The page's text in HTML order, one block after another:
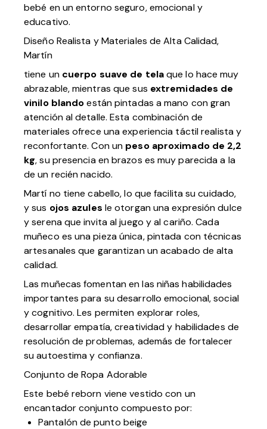
bebé en un entorno seguro, emocional y
educativo.
Diseño Realista y Materiales de Alta Calidad,
Martín
tiene un cuerpo suave de telaque lo hace muy
abrazable, mientras que sus extremidades de
vinilo blandoestán pintadas a mano con gran
atención al detalle. Esta combinación de
materiales ofrece una experiencia táctil realista y
reconfortante. Con un peso aproximado de 2,2
kg, su presencia en brazos es muy parecida a la
de un recién nacido.
Martí no tiene cabello, lo que facilita su cuidado,
y sus ojos azules le otorgan una expresión dulce
y serena que invita al juego y al cariño. Cada
muñeco es una pieza única, pintada con técnicas
artesanales que garantizan un acabado de alta
calidad.
Las muñecas fomentan en las niñas habilidades
importantes para su desarrollo emocional, social
y cognitivo. Les permiten explorar roles,
desarrollar empatía, creatividad y habilidades de
resolución de problemas, además de fortalecer
su autoestima y confianza.
Conjunto de Ropa Adorable
Este bebé reborn viene vestido con un
encantador conjunto compuesto por:
Pantalón de punto beige